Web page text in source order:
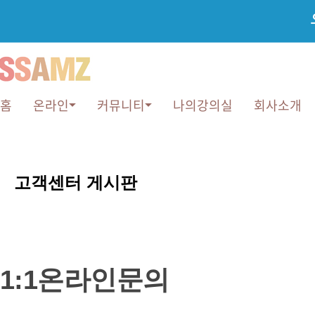
홈 온라인 커뮤니티 나의강의실 회사소개
고객센터 게시판
1:1온라인문의